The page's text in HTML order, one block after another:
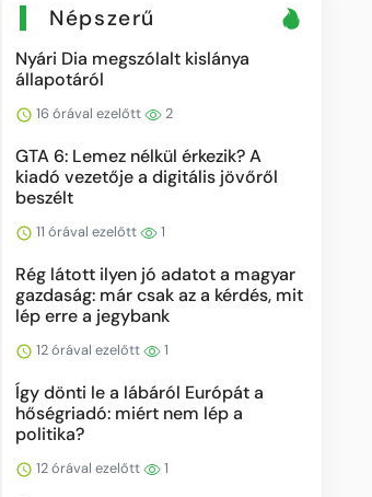
Népszerű
Nyári Dia megszólalt kislánya
állapotáról
16 órával ezelőtt 2
GTA 6: Lemez nélkül érkezik? A
kiadó vezetője a digitális jövőről
beszélt
11 órával ezelőtt 1
Rég látott ilyen jó adatot a magyar
gazdaság: már csak az a kérdés, mit
lép erre a jegybank
12 órával ezelőtt 1
Így dönti le a lábáról Európát a
hőségriadó: miért nem lép a
politika?
12 órával ezelőtt 1